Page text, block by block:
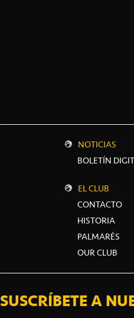
NOTICIAS
BOLETÍN
EL CLUB
CONTACTO
HISTORIA
PALMARÉS
OUR CLUB
SUSCRÍBETE A